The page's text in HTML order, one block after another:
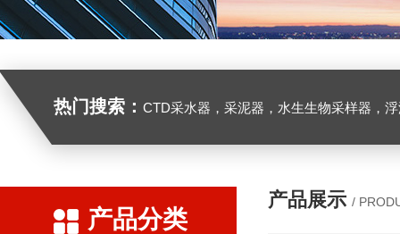
热门搜索： CTD采水器，采泥器，水生生物采样器，浮游生物多联采样网，海洋微塑料采样分析系统，浮游动物扫描分析系统，水下颗粒物和浮游动物图像原位采集系
产品分类
产品展示 /